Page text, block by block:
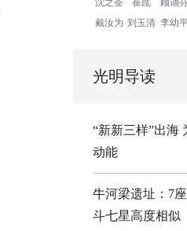
沈之荃 崔崑 顾诵
戴汝为 刘玉清 李幼
光明导读
“新新三样”出海
动能
牛河梁遗址：7
斗七星高度相似